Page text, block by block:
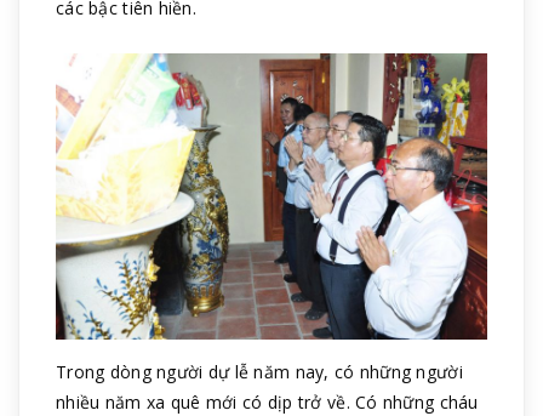
các bậc tiên hiền.
Trong dòng người dự lễ năm nay, có những người
nhiều năm xa quê mới có dịp trở về. Có những cháu